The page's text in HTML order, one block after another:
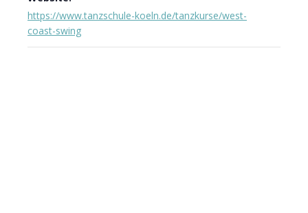
https://www.tanzschule-koeln.de/tanzkurse/west-
coast-swing